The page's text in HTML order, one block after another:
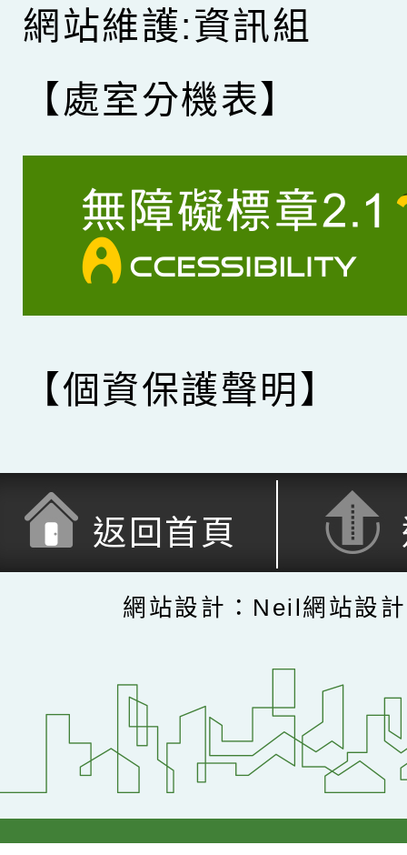
網站維護:資訊組
【處室分機表】
【個資保護聲明】
返回首頁
網站設計：Neil網站設